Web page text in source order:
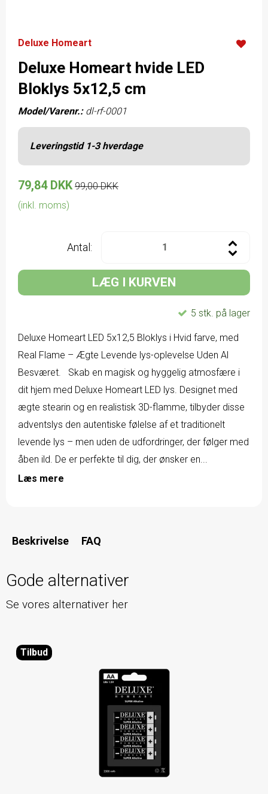
Deluxe Homeart
Deluxe Homeart hvide LED
Bloklys 5x12,5 cm
Model/Varenr.: dl-rf-0001
Leveringstid 1-3 hverdage
79,84 DKK 99,00 DKK
(inkl. moms)
Antal:
LÆG I KURVEN
5 stk. på lager
Deluxe Homeart LED 5x12,5 Bloklys i Hvid farve, med
Real Flame – Ægte Levende lys-oplevelse Uden Al
Besværet. Skab en magisk og hyggelig atmosfære i
dit hjem med Deluxe Homeart LED lys. Designet med
ægte stearin og en realistisk 3D-flamme, tilbyder disse
adventslys den autentiske følelse af et traditionelt
levende lys – men uden de udfordringer, der følger med
åben ild. De er perfekte til dig, der ønsker en...
Læs mere
Beskrivelse FAQ
Gode alternativer
Se vores alternativer her
Tilbud